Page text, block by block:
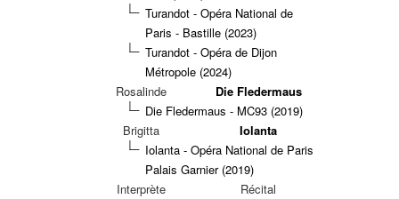
Turandot - Opéra National de
Paris - Bastille (2023)
Turandot - Opéra de Dijon
Métropole (2024)
Rosalinde
Die Fledermaus
Die Fledermaus - MC93 (2019)
Brigitta
Iolanta
Iolanta - Opéra National de Paris
Palais Garnier (2019)
Interprète
Récital